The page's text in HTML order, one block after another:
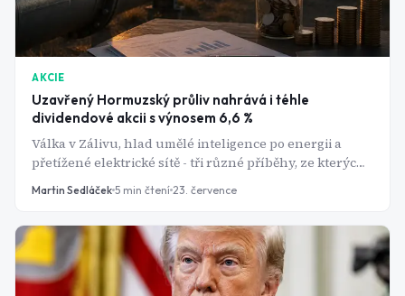
AKCIE
Uzavřený Hormuzský průliv nahrává i téhle
dividendové akcii s výnosem 6,6 %
Válka v Zálivu, hlad umělé inteligence po energii a
přetížené elektrické sítě - tři různé příběhy, ze kterých
těží jedna americká potrubní firma s dividendovým
Martin Sedláček 5 min čtení 23. července